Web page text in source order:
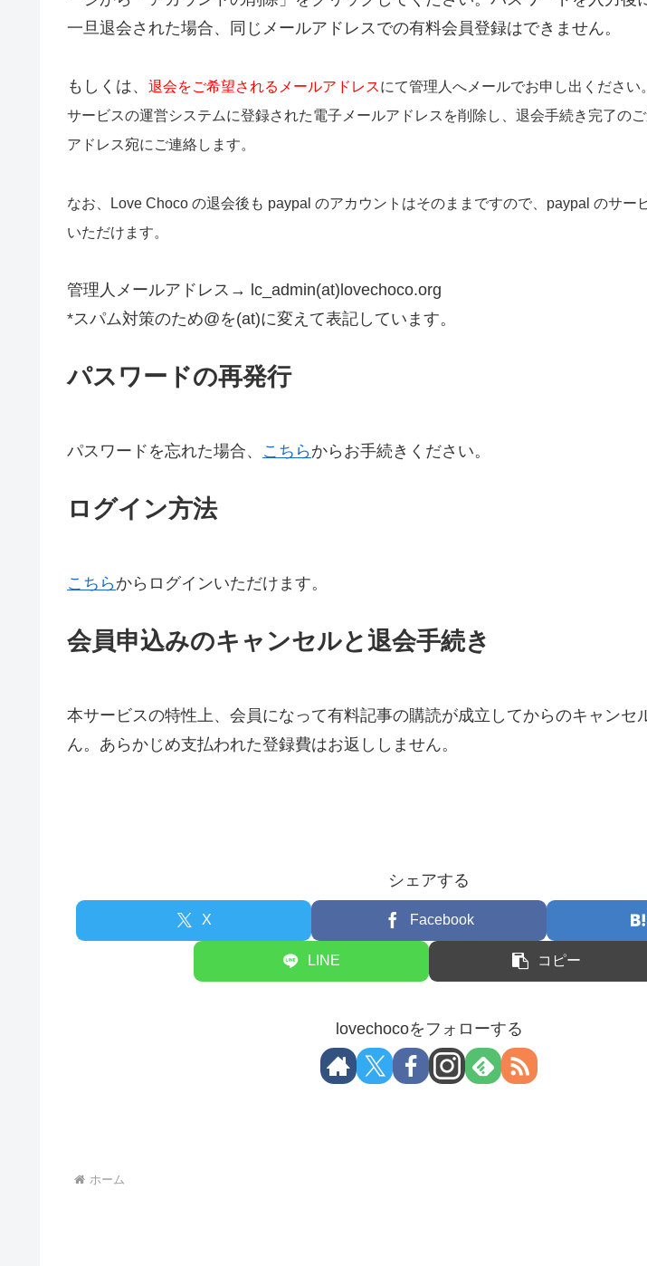
一旦退会された場合、同じメールアドレスでの有料会員登録はできません。
もしくは、 退会をご希望されるメールアドレスにて管理人へ メールでお申し出ください
サービスの運営システムに登録された電子メールアドレスを削除し、退会手続き完了の
アドレス宛にご連絡します。
なお、Love Choco の退会後も paypal のアカウントはそのままですので、paypal のサー
いただけます。
管理人メールアドレス→ lc_admin(at)lovechoco.org
*スパム対策のため@を(at)に変えて表記しています。
パスワードの再発行
パスワードを忘れた場合、 こちら からお手続きください。
ログイン方法
こちら からログインいただけます。
会員申込みのキャンセルと退会手続き
本サービスの特性上、会員になって有料記事の購読が成立してからのキャンセ
ん。あらかじめ支払われた登録費はお返ししません。
シェアする
X Facebook
LINE コピー
lovechocoをフォローする
ホーム